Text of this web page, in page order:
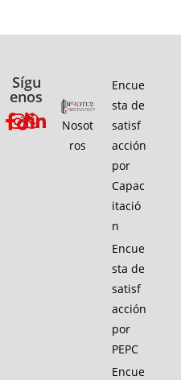
Sígu
enos
Nosot
ros
Encue
sta de
satisf
acción
por
Capac
itació
n
Encue
sta de
satisf
acción
por
PEPC
Encue